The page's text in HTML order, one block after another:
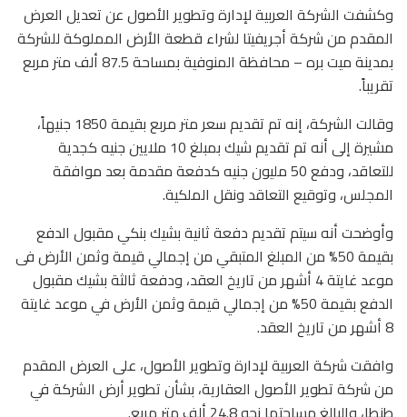
وكشفت الشركة العربية لإدارة وتطوير الأصول عن تعديل العرض
المقدم من شركة أجريفيتا لشراء قطعة الأرض المملوكة للشركة
بمدينة ميت بره – محافظة المنوفية بمساحة 87.5 ألف متر مربع
تقريباً.
وقالت الشركة، إنه تم تقديم سعر متر مربع بقيمة 1850 جنيهاً،
مشيرة إلى أنه تم تقديم شيك بمبلغ 10 ملايين جنيه كجدية
للتعاقد، ودفع 50 مليون جنيه كدفعة مقدمة بعد موافقة
المجلس، وتوقيع التعاقد ونقل الملكية.
وأوضحت أنه سيتم تقديم دفعة ثانية بشيك بنكي مقبول الدفع
بقيمة 50% من المبلغ المتبقي من إجمالي قيمة وثمن الأرض فى
موعد غايتة 4 أشهر من تاريخ العقد، ودفعة ثالثة بشيك مقبول
الدفع بقيمة 50% من إجمالي قيمة وثمن الأرض في موعد غايتة
8 أشهر من تاريخ العقد.
وافقت شركة العربية لإدارة وتطوير الأصول، على العرض المقدم
من شركة تطوير الأصول العقارية، بشأن تطوير أرض الشركة في